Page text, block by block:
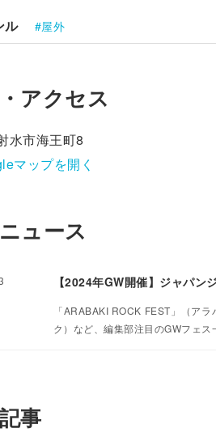
ル 屋外
アクセス
水市海王町8
マップを開く
ュース
【2024年GW開催】ジャパ
「ARABAKI ROCK FEST」（ア
ク）など、編集部注目のGWフェ
事